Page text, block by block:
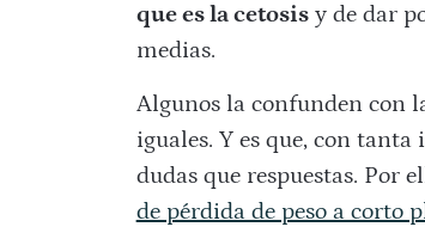
que es la cetosisy de dar
medias.
Algunos la confunden con
iguales. Y es que, con
dudas que respuestas. Por
de pérdida de peso a corto